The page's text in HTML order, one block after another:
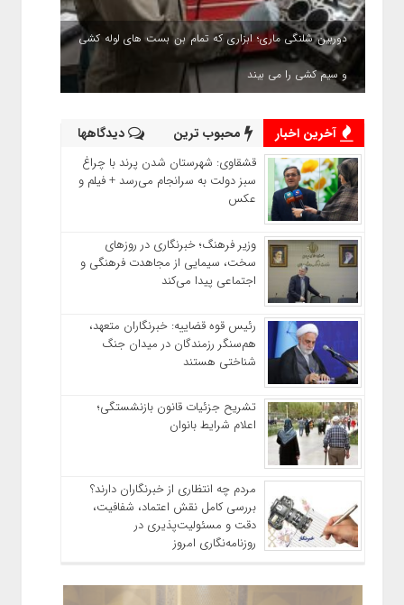
دوربین شلنگی ماری؛ ابزاری که تمام بن بست های لوله کشی
و سیم کشی را می بیند
آخرین اخبار محبوب ترین دیدگاهها
قشقاوی: شهرستان شدن پرند با چراغ
سبز دولت به سرانجام می‌رسد + فیلم و
عکس
وزیر فرهنگ؛ خبرنگاری در روزهای
سخت، سیمایی از مجاهدت فرهنگی و
اجتماعی پیدا می‌کند
رئیس قوه قضاییه: خبرنگاران متعهد،
هم‌سنگر رزمندگان در میدان جنگ
شناختی هستند
تشریح جزئیات قانون بازنشستگی؛
اعلام شرایط بانوان
مردم چه انتظاری از خبرنگاران دارند؟
بررسی کامل نقش اعتماد، شفافیت،
دقت و مسئولیت‌پذیری در
روزنامه‌نگاری امروز